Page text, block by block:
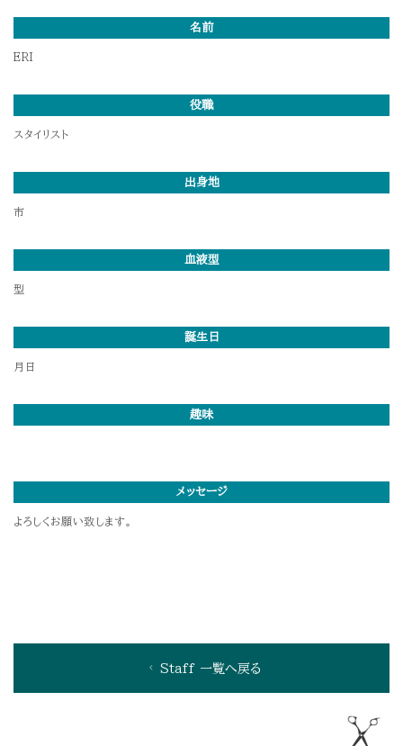
名前
ERI
役職
スタイリスト
出身地
市
血液型
型
誕生日
月日
趣味
メッセージ
よろしくお願い致します。
Staff 一覧へ戻る